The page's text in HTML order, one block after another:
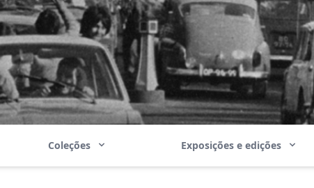
Coleções Exposições e edições